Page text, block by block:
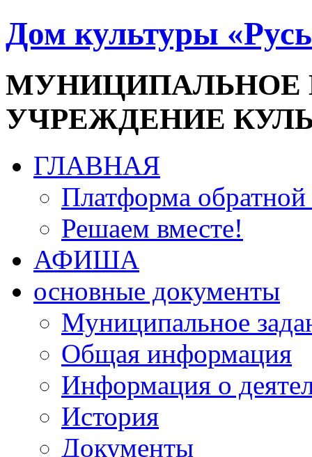
Дом культуры
УЧРЕЖДЕНИЕ
ГЛАВНАЯ
Платформа обратной
Решаем вместе!
АФИША
основные документы
Муниципальное
Общая информация
Информация о
История
Документы